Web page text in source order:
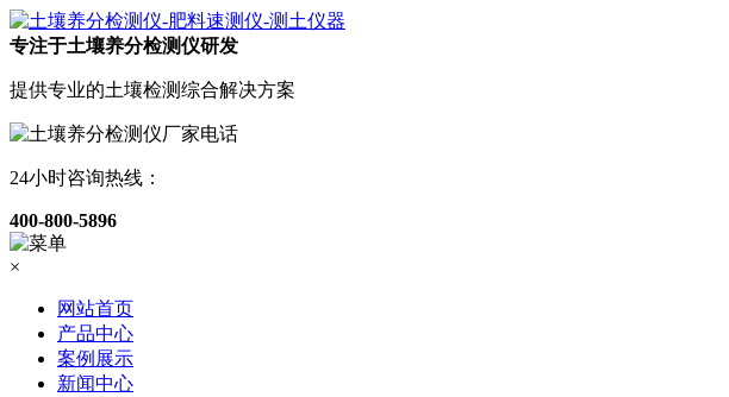
专注于土壤养分检测仪研发
提供专业的土壤检测综合解决方案
24小时咨询热线：
400-800-5896
×
网站首页
产品中心
案例展示
新闻中心